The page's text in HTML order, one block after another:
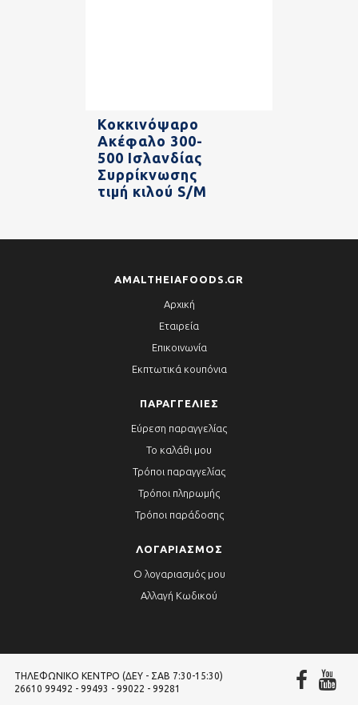
Κοκκινόψαρο
Ακέφαλο 300-
500 Ισλανδίας
Συρρίκνωσης
τιμή κιλού S/M
AMALTHEIAFOODS.GR
Αρχική
Εταιρεία
Επικοινωνία
Εκπτωτικά κουπόνια
ΠΑΡΑΓΓΕΛΊΕΣ
Εύρεση παραγγελίας
Το καλάθι μου
Τρόποι παραγγελίας
Τρόποι πληρωμής
Τρόποι παράδοσης
ΛΟΓΑΡΙΑΣΜΌΣ
Ο λογαριασμός μου
Αλλαγή Κωδικού
ΤΗΛΕΦΩΝΙΚΌ ΚΈΝΤΡΟ (ΔΕΥ - ΣΑΒ 7:30-15:30)
26610 99492 - 99493 - 99022 - 99281